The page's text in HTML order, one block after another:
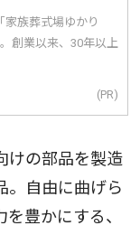
族葬式場ゆかり
創業以来、30年以上
(PR)
けの部品を製造
。自由に曲げら
豊かにする、